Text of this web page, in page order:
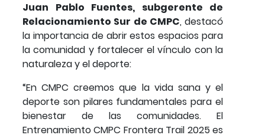
Juan Pablo Fuentes, subgerente de
Relacionamiento Sur de CMPC, destacó
la importancia de abrir estos espacios para
la comunidad y fortalecer el vínculo con la
naturaleza y el deporte:
“En CMPC creemos que la vida sana y el
deporte son pilares fundamentales para el
bienestar de las comunidades. El
Entrenamiento CMPC Frontera Trail 2025 es